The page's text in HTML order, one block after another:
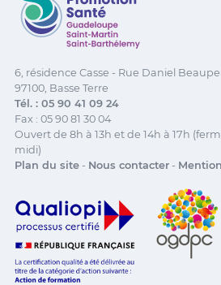
6, résidence Casse - Rue Daniel
97100, Basse Terre
Tél. : 05 90 41 09 24
Fax : 05 90 81 30 04
Ouvert de 8h à 13h et de 14h à 17h
midi)
Plan du site- Nous contacter-